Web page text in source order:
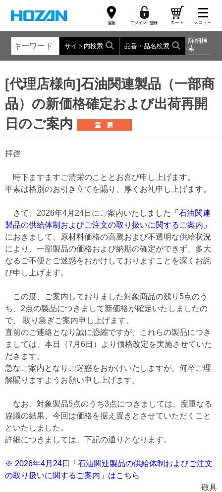
サイト内検索 品番・品名検索
詳細検
索
[代理店様向]石油関連製品（一部商
品）の新価格確定および出荷再開
日のご案内
拝啓
時下ますますご清栄のこととお喜び申し上げます。
平素は格別のお引き立てを賜り、厚くお礼申し上げます。
さて、2026年4月24日にご案内いたしました
「石油関連
製品の供給体制およびご注文の取り扱いに関するご案内」
におきまして、原材料価格の高騰および不透明な供給状況
により、一部製品の価格および納期の確定ができず、多大
なるご不便とご迷惑をおかけしておりますことを深くお詫
び申し上げます。
この度、ご案内しておりました対象商品の残り5点のう
ち、2点の製品につきまして新価格が確定いたしましたの
で、 取り急ぎご案内申し上げます。
直前のご連絡となり誠に恐縮ですが、これらの製品につき
ましては、本日（7月6日）より価格改定を実施させていた
だきます。
急なご案内となりご迷惑をおかけいたしますが、何卒ご理
解賜りますようお願い申し上げます。
なお、対象製品5点のうち3点につきましては、度重なる
協議の結果、今回は価格を据え置きとさせていただくこと
といたしました。
詳細につきましては、下記の通りとなります。
※ 2026年4月24日「石油関連製品の供給体制およびご注文
の取り扱いに関するご案内」はこちら
敬具